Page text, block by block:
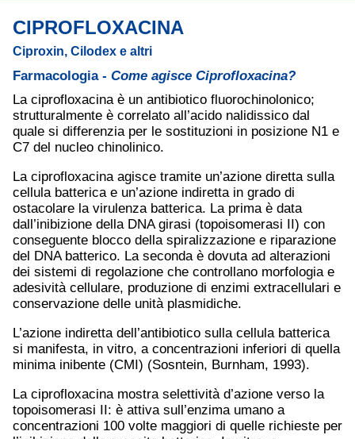
CIPROFLOXACINA
Ciproxin, Cilodex e altri
Farmacologia - Come agisce Ciprofloxacina?
La ciprofloxacina è un antibiotico fluorochinolonico;
strutturalmente è correlato all’acido nalidissico dal
quale si differenzia per le sostituzioni in posizione N1 e
C7 del nucleo chinolinico.
La ciprofloxacina agisce tramite un’azione diretta sulla
cellula batterica e un’azione indiretta in grado di
ostacolare la virulenza batterica. La prima è data
dall’inibizione della DNA girasi (topoisomerasi II) con
conseguente blocco della spiralizzazione e riparazione
del DNA batterico. La seconda è dovuta ad alterazioni
dei sistemi di regolazione che controllano morfologia e
adesività cellulare, produzione di enzimi extracellulari e
conservazione delle unità plasmidiche.
L’azione indiretta dell’antibiotico sulla cellula batterica
si manifesta, in vitro, a concentrazioni inferiori di quella
minima inibente (CMI) (Sosntein, Burnham, 1993).
La ciprofloxacina mostra selettività d’azione verso la
topoisomerasi II: è attiva sull’enzima umano a
concentrazioni 100 volte maggiori di quelle richieste per